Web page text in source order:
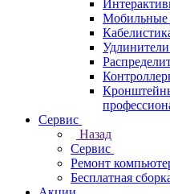
Мобильные
Сервис
Назад
Сервис
Ремонт
Бесплатная